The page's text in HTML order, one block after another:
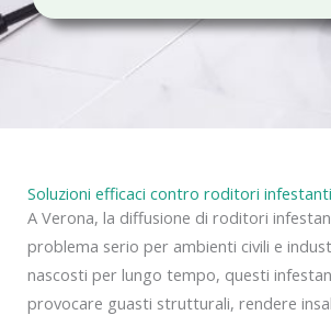
c
Soluzioni efficaci contro roditori
A Verona, la diffusione di roditori
problema serio per ambienti civili e
nascosti per lungo tempo, questi
provocare guasti strutturali, rendere